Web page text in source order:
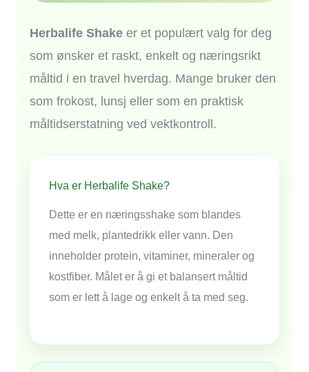
Herbalife Shake er et populært valg for deg
som ønsker et raskt, enkelt og næringsrikt
måltid i en travel hverdag. Mange bruker den
som frokost, lunsj eller som en praktisk
måltidserstatning ved vektkontroll.
Hva er Herbalife Shake?
Dette er en næringsshake som blandes
med melk, plantedrikk eller vann. Den
inneholder protein, vitaminer, mineraler og
kostfiber. Målet er å gi et balansert måltid
som er lett å lage og enkelt å ta med seg.